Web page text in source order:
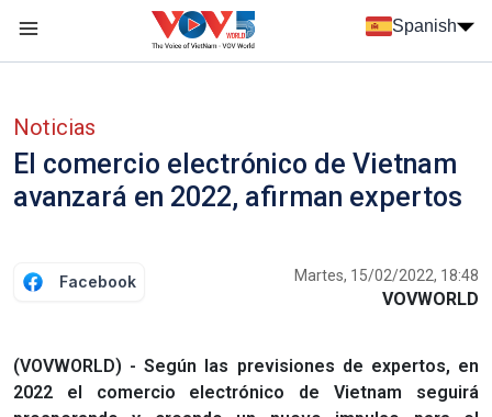
Spanish
Noticias
El comercio electrónico de Vietnam
avanzará en 2022, afirman expertos
Facebook Martes, 15/02/2022, 18:48
VOVWORLD
(VOVWORLD) - Según las previsiones de expertos, en
2022 el comercio electrónico de Vietnam seguirá